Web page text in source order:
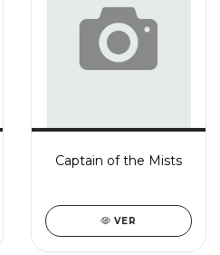
Captain of the Mists
VER